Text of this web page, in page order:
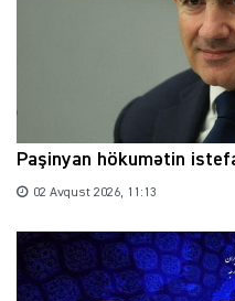
Paşinyan hökumətin
02 Avqust 2026, 11:13